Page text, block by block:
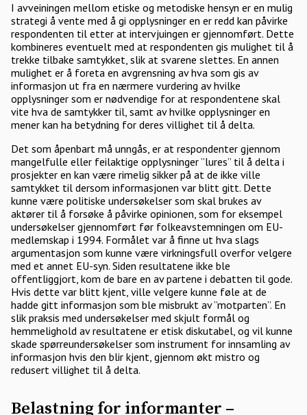
I avveiningen mellom etiske og metodiske hensyn er en mulig
strategi å vente med å gi opplysninger en er redd kan påvirke
respondenten til etter at intervjuingen er gjennomført. Dette
kombineres eventuelt med at respondenten gis mulighet til å
trekke tilbake samtykket, slik at svarene slettes. En annen
mulighet er å foreta en avgrensning av hva som gis av
informasjon ut fra en nærmere vurdering av hvilke
opplysninger som er nødvendige for at respondentene skal
vite hva de samtykker til, samt av hvilke opplysninger en
mener kan ha betydning for deres villighet til å delta.
Det som åpenbart må unngås, er at respondenter gjennom
mangelfulle eller feilaktige opplysninger ”lures” til å delta i
prosjekter en kan være rimelig sikker på at de ikke ville
samtykket til dersom informasjonen var blitt gitt. Dette
kunne være politiske undersøkelser som skal brukes av
aktører til å forsøke å påvirke opinionen, som for eksempel
undersøkelser gjennomført før folkeavstemningen om EU-
medlemskap i 1994. Formålet var å finne ut hva slags
argumentasjon som kunne være virkningsfull overfor velgere
med et annet EU-syn. Siden resultatene ikke ble
offentliggjort, kom de bare en av partene i debatten til gode.
Hvis dette var blitt kjent, ville velgere kunne føle at de
hadde gitt informasjon som ble misbrukt av ”motparten”. En
slik praksis med undersøkelser med skjult formål og
hemmelighold av resultatene er etisk diskutabel, og vil kunne
skade spørreundersøkelser som instrument for innsamling av
informasjon hvis den blir kjent, gjennom økt mistro og
redusert villighet til å delta.
Belastning for informanter –